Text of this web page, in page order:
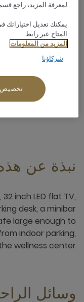
نبذة عن
inch LED flat TV,
desk, a minibar
large enough to
indoor parking,
wellness center.
وسائل
لمعرفة المزيد، راجع
يمكنك تعديل
المتاح عبر رابط
المزيد من المعلومات
شركاؤنا
تخصيص